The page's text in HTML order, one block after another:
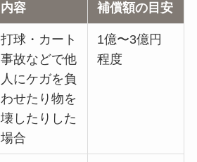
内容 補償額の目安
打球・カート
事故などで他
人にケガを負
わせたり物を
壊したりした
場合
1億〜3億円
程度